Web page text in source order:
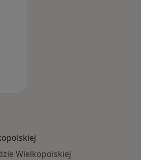
Wielkopolskiej